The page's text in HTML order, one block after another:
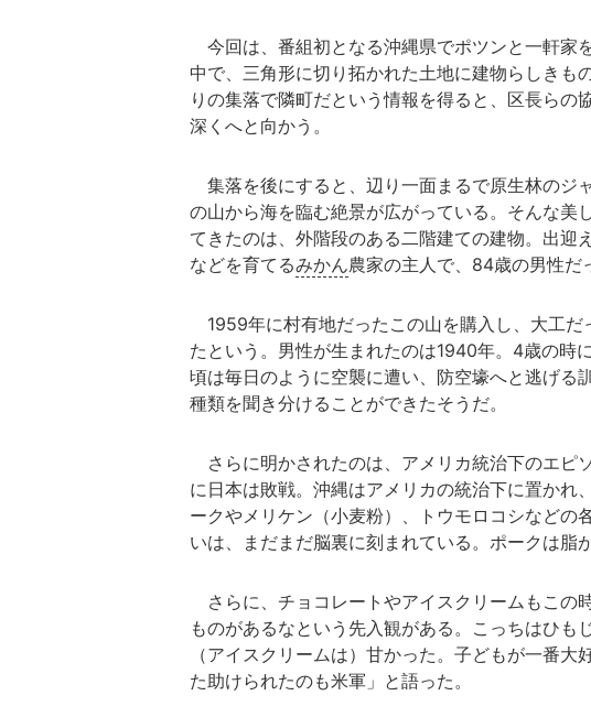
今回は、番組初となる沖縄県でポツンと一軒家
中で、三角形に切り拓かれた土地に建物らしきも
りの集落で隣町だという情報を得ると、区長らの
深くへと向かう。
集落を後にすると、辺り一面まるで原生林のジ
の山から海を臨む絶景が広がっている。そんな美
てきたのは、外階段のある二階建ての建物。出迎
などを育てるみかん農家の主人で、84歳の男性だ
1959年に村有地だったこの山を購入し、大工
たという。男性が生まれたのは1940年。4歳の時
頃は毎日のように空襲に遭い、防空壕へと逃げる
種類を聞き分けることができたそうだ。
さらに明かされたのは、アメリカ統治下のエピ
に日本は敗戦。沖縄はアメリカの統治下に置かれ
ークやメリケン（小麦粉）、トウモロコシなどの
いは、まだまだ脳裏に刻まれている。ポークは脂
さらに、チョコレートやアイスクリームもこの
ものがあるなという先入観がある。こっちはひも
（アイスクリームは）甘かった。子どもが一番
た助けられたのも米軍」と語った。